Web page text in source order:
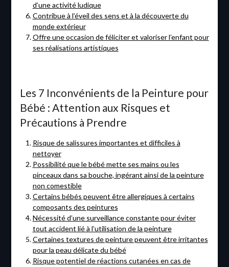
d’une activité ludique
Contribue à l’éveil des sens et à la découverte du
monde extérieur
Offre une occasion de féliciter et valoriser l’enfant pour
ses réalisations artistiques
Les 7 Inconvénients de la Peinture pour
Bébé : Attention aux Risques et
Précautions à Prendre
Risque de salissures importantes et difficiles à
nettoyer
Possibilité que le bébé mette ses mains ou les
pinceaux dans sa bouche, ingérant ainsi de la peinture
non comestible
Certains bébés peuvent être allergiques à certains
composants des peintures
Nécessité d’une surveillance constante pour éviter
tout accident lié à l’utilisation de la peinture
Certaines textures de peinture peuvent être irritantes
pour la peau délicate du bébé
Risque potentiel de réactions cutanées en cas de